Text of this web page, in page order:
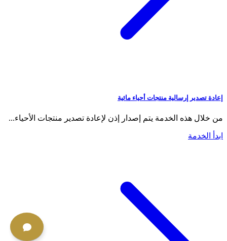
إعادة تصدير إرسالية منتجات أحياء مائية
من خلال هذه الخدمة يتم إصدار إذن لإعادة تصدير منتجات الأحياء...
ابدأ الخدمة